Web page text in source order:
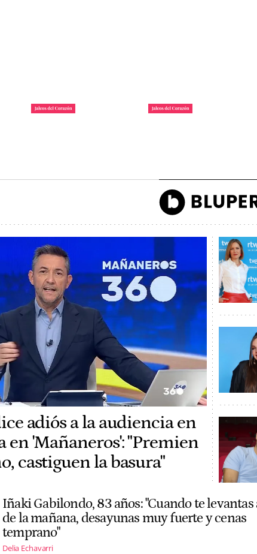
adiós a la audiencia en
en 'Mañaneros': "Premien
castiguen la basura"
Iñaki Gabilondo, 83 años: "Cuando te levantas
de la mañana, desayunas muy fuerte y cenas
temprano"
Delia Echavarri